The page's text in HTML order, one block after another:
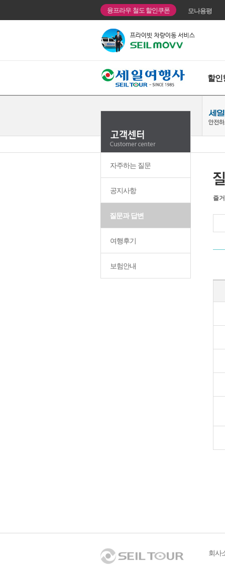
융프라우 철도 할인쿠폰 모나용평
할인
자주하는 질문
공지사항
질문과 답변
여행후기
보험안내
즐
회사